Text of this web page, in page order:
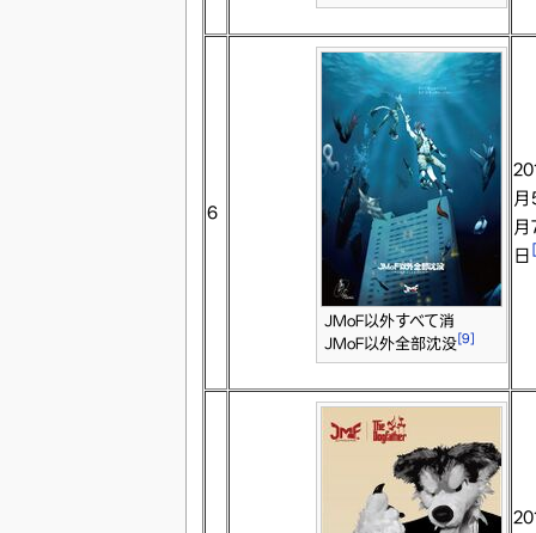
6
JMoF以外すべて消
JMoF以外全部沈没[9]
月
日